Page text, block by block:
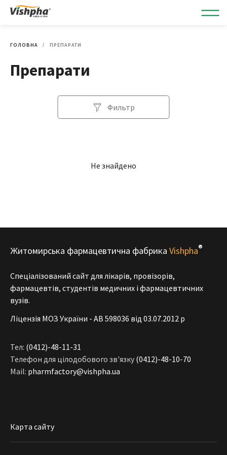
ГОЛОВНА ПРЕПАРАТИ
Препарати
Фильтр
Не знайдено
Житомирська фармацевтична фабрика Vishpha®
Спеціалізований сайт для лікарів, провізорів,
фармацевтів, студентів медичних і фармацевтичних
вузів.
Ліцензія МОЗ України - АВ 598036 від 03.07.2012 р
Тел: (0412)-48-11-31
Телефон для цілодобового зв'язку (0412)-48-10-70
Mail: pharmfactory@vishpha.ua
Карта сайту